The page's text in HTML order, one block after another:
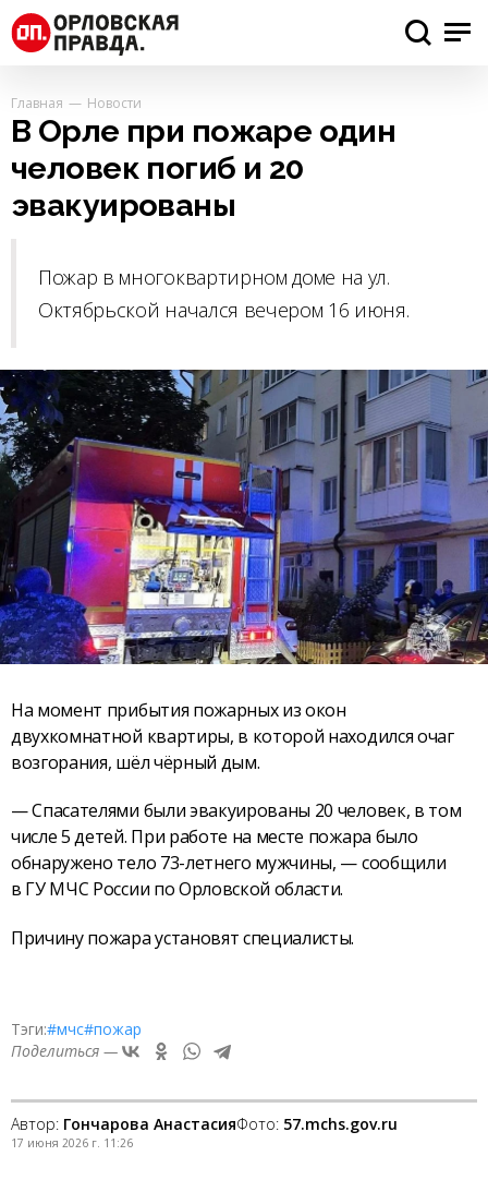
Главная Новости
В Орле при пожаре один
человек погиб и 20
эвакуированы
Пожар в многоквартирном доме на ул.
Октябрьской начался вечером 16 июня.
На момент прибытия пожарных из окон
двухкомнатной квартиры, в которой находился очаг
возгорания, шёл чёрный дым.
— Спасателями были эвакуированы 20 человек, в том
числе 5 детей. При работе на месте пожара было
обнаружено тело 73-летнего мужчины, — сообщили
в ГУ МЧС России по Орловской области.
Причину пожара установят специалисты.
Тэги:#мчс#пожар
Поделиться —
Автор: Гончарова АнастасияФото: 57.mchs.gov.ru
17 июня 2026 г. 11:26